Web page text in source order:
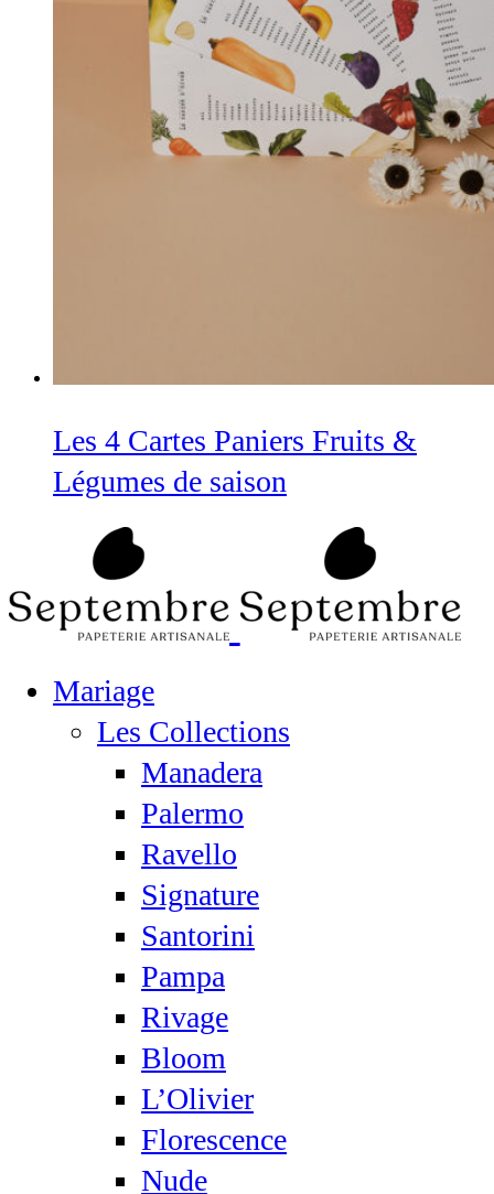
Les 4 Cartes Paniers Fruits &
Légumes de saison
Mariage
Les Collections
Manadera
Palermo
Ravello
Signature
Santorini
Pampa
Rivage
Bloom
L’Olivier
Florescence
Nude